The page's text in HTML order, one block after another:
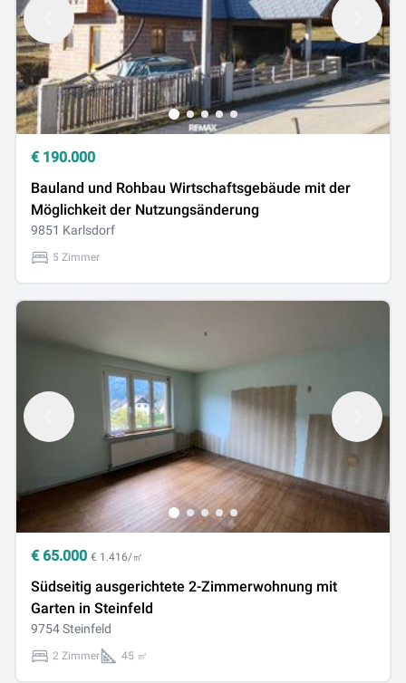
€ 190.000
Bauland und Rohbau Wirtschaftsgebäude mit der
Möglichkeit der Nutzungsänderung
9851 Karlsdorf
5 Zimmer
€ 65.000 € 1.416/㎡
Südseitig ausgerichtete 2-Zimmerwohnung mit
Garten in Steinfeld
9754 Steinfeld
2 Zimmer 45 ㎡